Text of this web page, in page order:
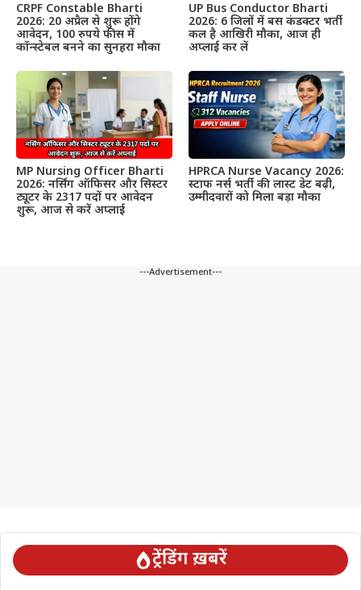
CRPF Constable Bharti
2026: 20 अप्रैल से शुरू होंगे
आवेदन, 100 रुपये फीस में
कॉन्स्टेबल बनने का सुनहरा मौका
UP Bus Conductor Bharti
2026: 6 जिलों में बस कंडक्टर भर्ती
कल है आखिरी मौका, आज ही
अप्लाई कर लें
MP Nursing Officer Bharti
2026: नर्सिंग ऑफिसर और सिस्टर
ट्यूटर के 2317 पदों पर आवेदन
शुरू, आज से करें अप्लाई
HPRCA Nurse Vacancy 2026:
स्टाफ नर्स भर्ती की लास्ट डेट बढ़ी,
उम्मीदवारों को मिला बड़ा मौका
---Advertisement---
ट्रेंडिंग ख़बरें